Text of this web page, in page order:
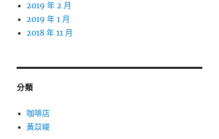
2019 年 2 月
2019 年 1 月
2018 年 11 月
分類
咖啡店
黃苡峻